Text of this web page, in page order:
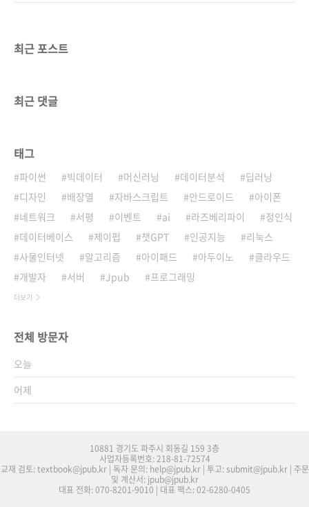
최근 포스트
최근 댓글
태그
파이썬 빅데이터 머신러닝 데이터분석
딥러닝
디자인
배장열 자바스크립트 안드로이드
아이폰
네트워크
서평 이벤트 ai 라즈베리파이
정인식
데이터베이스
제이펍 챗GPT 인공지능
리눅스
사물인터넷
알고리즘 아이패드 아두이노
클라우드
개발자
서버 Jpub 프로그래밍
더보기
전체 방문자
오늘
어제
10881 경기도 파주시 회동길 159 3층
사업자등록번호: 218-81-72574
교재 검토: textbook@jpub.kr | 독자 문의: help@jpub.kr | 투고: submit@jpub.kr | 주문
및 계산서: jpub@jpub.kr
대표 전화: 070-8201-9010 | 대표 팩스: 02-6280-0405